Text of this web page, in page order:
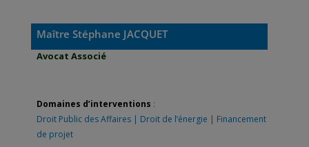
Maître Stéphane JACQUET
Avocat Associé
Domaines d’interventions :
Droit Public des Affaires
Droit de l’énergie
Financement
de projet